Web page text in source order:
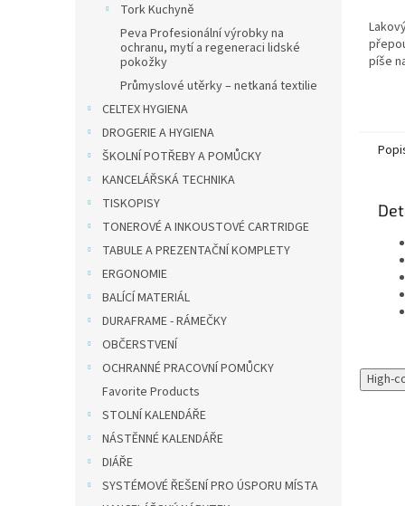
Tork Kuchyně
Peva Profesionální výrobky na
ochranu, mytí a regeneraci lidské
pokožky
Průmyslové utěrky – netkaná textilie
CELTEX HYGIENA
DROGERIE A HYGIENA
ŠKOLNÍ POTŘEBY A POMŮCKY
KANCELÁŘSKÁ TECHNIKA
TISKOPISY
TONEROVÉ A INKOUSTOVÉ CARTRIDGE
TABULE A PREZENTAČNÍ KOMPLETY
ERGONOMIE
BALÍCÍ MATERIÁL
DURAFRAME - RÁMEČKY
OBČERSTVENÍ
OCHRANNÉ PRACOVNÍ POMŮCKY
Favorite Products
STOLNÍ KALENDÁŘE
NÁSTĚNNÉ KALENDÁŘE
DIÁŘE
SYSTÉMOVÉ ŘEŠENÍ PRO ÚSPORU MÍSTA
píše
High-